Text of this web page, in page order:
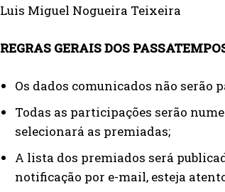
Luis Miguel Nogueira Teixeira
REGRAS GERAIS DOS
Os dados comunicados não
Todas as participações serão
selecionará as premiadas;
A lista dos premiados será
notificação por e-mail, esteja